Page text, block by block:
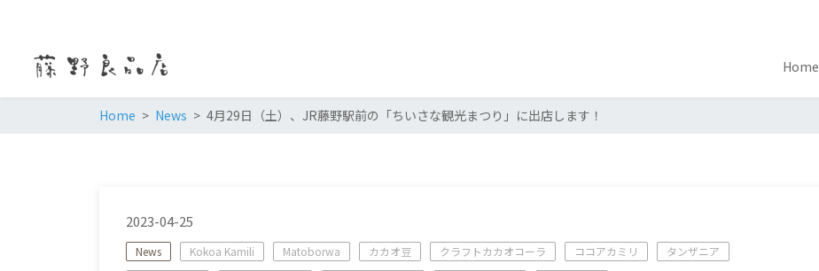
Home
Home News 4月29日（土）、JR藤野駅前の「ちいさな観光まつり」に出店します！
2023-04-25
News Kokoa Kamili Matoborwa カカオ豆 クラフトカカオコーラ ココアカミリ
タンザニア